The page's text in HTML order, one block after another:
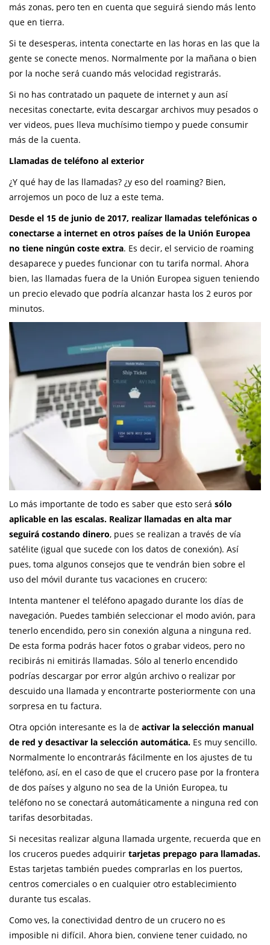
más zonas, pero ten en cuenta que seguirá siendo más lento
que en tierra.
Si te desesperas, intenta conectarte en las horas en las que la
gente se conecte menos. Normalmente por la mañana o bien
por la noche será cuando más velocidad registrarás.
Si no has contratado un paquete de internet y aun así
necesitas conectarte, evita descargar archivos muy pesados o
ver videos, pues lleva muchísimo tiempo y puede consumir
más de la cuenta.
Llamadas de teléfono al exterior
¿Y qué hay de las llamadas? ¿y eso del roaming? Bien,
arrojemos un poco de luz a este tema.
Desde el 15 de junio de 2017, realizar llamadas telefónicas o
conectarse a internet en otros países de la Unión Europea
no tiene ningún coste extra. Es decir, el servicio de roaming
desaparece y puedes funcionar con tu tarifa normal. Ahora
bien, las llamadas fuera de la Unión Europea siguen teniendo
un precio elevado que podría alcanzar hasta los 2 euros por
minutos.
Lo más importante de todo es saber que esto será sólo
aplicable en las escalas. Realizar llamadas en alta mar
seguirá costando dinero, pues se realizan a través de vía
satélite (igual que sucede con los datos de conexión). Así
pues, toma algunos consejos que te vendrán bien sobre el
uso del móvil durante tus vacaciones en crucero:
Intenta mantener el teléfono apagado durante los días de
navegación. Puedes también seleccionar el modo avión, para
tenerlo encendido, pero sin conexión alguna a ninguna red.
De esta forma podrás hacer fotos o grabar videos, pero no
recibirás ni emitirás llamadas. Sólo al tenerlo encendido
podrías descargar por error algún archivo o realizar por
descuido una llamada y encontrarte posteriormente con una
sorpresa en tu factura.
Otra opción interesante es la de activar la selección manual
de red y desactivar la selección automática. Es muy sencillo.
Normalmente lo encontrarás fácilmente en los ajustes de tu
teléfono, así, en el caso de que el crucero pase por la frontera
de dos países y alguno no sea de la Unión Europea, tu
teléfono no se conectará automáticamente a ninguna red con
tarifas desorbitadas.
Si necesitas realizar alguna llamada urgente, recuerda que en
los cruceros puedes adquirir tarjetas prepago para llamadas.
Estas tarjetas también puedes comprarlas en los puertos,
centros comerciales o en cualquier otro establecimiento
durante tus escalas.
Como ves, la conectividad dentro de un crucero no es
imposible ni difícil. Ahora bien, conviene tener cuidado, no